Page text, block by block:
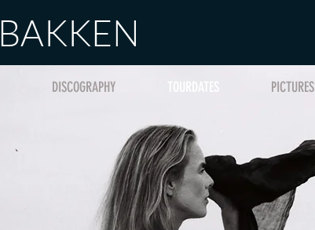
DISCOGRAPHY PICTURES